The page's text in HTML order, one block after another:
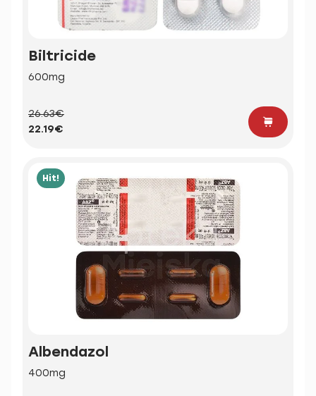
Biltricide
600mg
26.63€
22.19€
Hit!
Albendazol
400mg